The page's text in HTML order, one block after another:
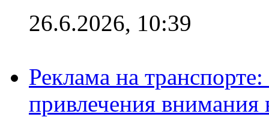
26.6.2026, 10:39
Реклама на
привлечения внимания